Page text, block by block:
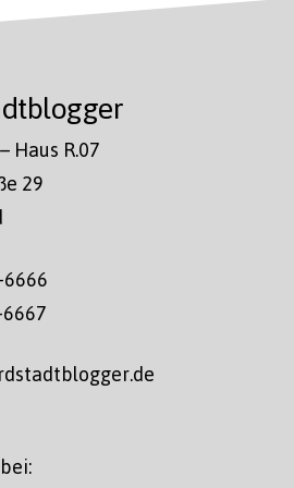
Haus R.07
29